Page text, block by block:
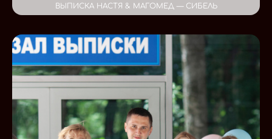
ВЫПИСКА НАСТЯ & МАГОМЕД — СИБЕЛЬ